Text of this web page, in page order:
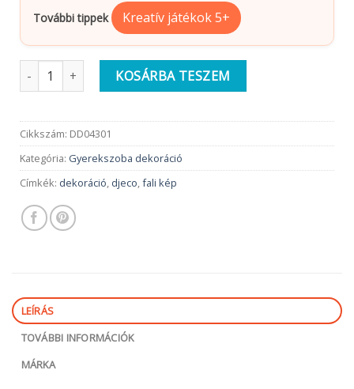
További tippek Kreatív játékok 5+
Djeco Szélmobil függődísz | Egy rendkívüli este mennyiség
KOSÁRBA TESZEM
Cikkszám: DD04301
Kategória: Gyerekszoba dekoráció
Címkék: dekoráció, djeco,fali kép
LEÍRÁS
TOVÁBBI INFORMÁCIÓK
MÁRKA